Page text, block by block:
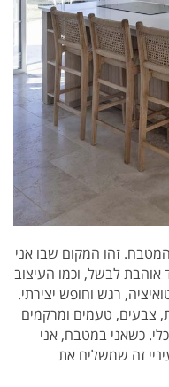
זהו המקום שבו אני
אוהבת לבשל, וכמו העיצוב
רגש וחופש יצירתי.
צבעים, טעמים ומרקמים
כשאני במטבח, אני
זה שמשלים את